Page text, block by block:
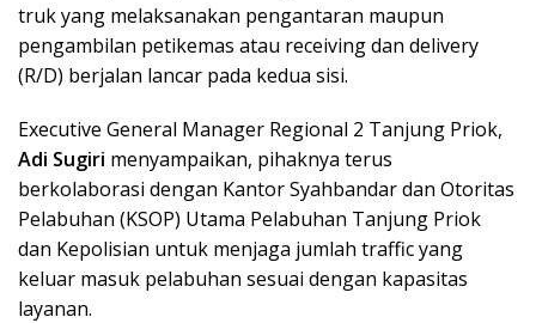
truk yang melaksanakan pengantaran maupun
pengambilan petikemas atau receiving dan delivery
(R/D) berjalan lancar pada kedua sisi.
Executive General Manager Regional 2 Tanjung Priok,
Adi Sugiri menyampaikan, pihaknya terus
berkolaborasi dengan Kantor Syahbandar dan Otoritas
Pelabuhan (KSOP) Utama Pelabuhan Tanjung Priok
dan Kepolisian untuk menjaga jumlah traffic yang
keluar masuk pelabuhan sesuai dengan kapasitas
layanan.